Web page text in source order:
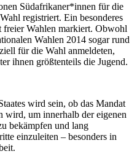
Südafrikaner*innen für die
registriert. Ein besonderes
freier Wahlen markiert. Obwohl
Wahlen 2014 sogar rund
für die Wahl anmeldeten,
ihnen größtenteils die Jugend.
wird sein, ob das Mandat
wird, um innerhalb der eigenen
bekämpfen und lang
einzuleiten – besonders in